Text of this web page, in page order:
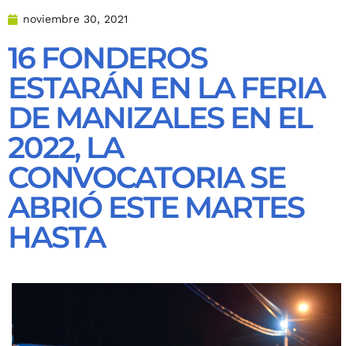
noviembre 30, 2021
16 FONDEROS
ESTARÁN EN LA FERIA
DE MANIZALES EN EL
2022, LA
CONVOCATORIA SE
ABRIÓ ESTE MARTES
HASTA